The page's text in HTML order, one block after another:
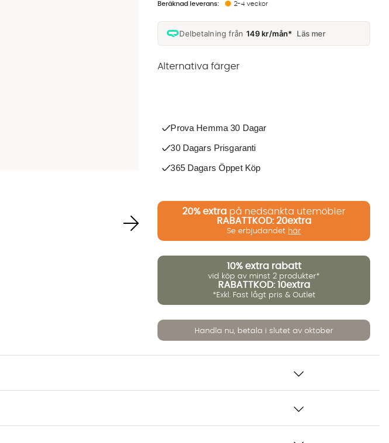
Delbetalning från 149 kr/mån* Läs mer
2-4 veckor
Alternativa färger
Prova Hemma 30 Dagar
30 Dagars Prisgaranti
365 Dagars Öppet Köp
20% extra på nedsänkta utemöbler
RABATTKOD: 20extra
Se erbjudandet här
10% extra rabatt
vid köp av minst 2 produkter*
RABATTKOD: 10extra
*Exkl. Fast lågt pris & Outlet
Handla nu, betala i slutet av oktober